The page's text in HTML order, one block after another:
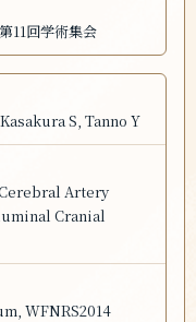
11回学術集会
S, Tanno Y
Artery
Cranial
WFNRS2014